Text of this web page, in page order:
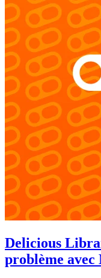
Delicious
problème